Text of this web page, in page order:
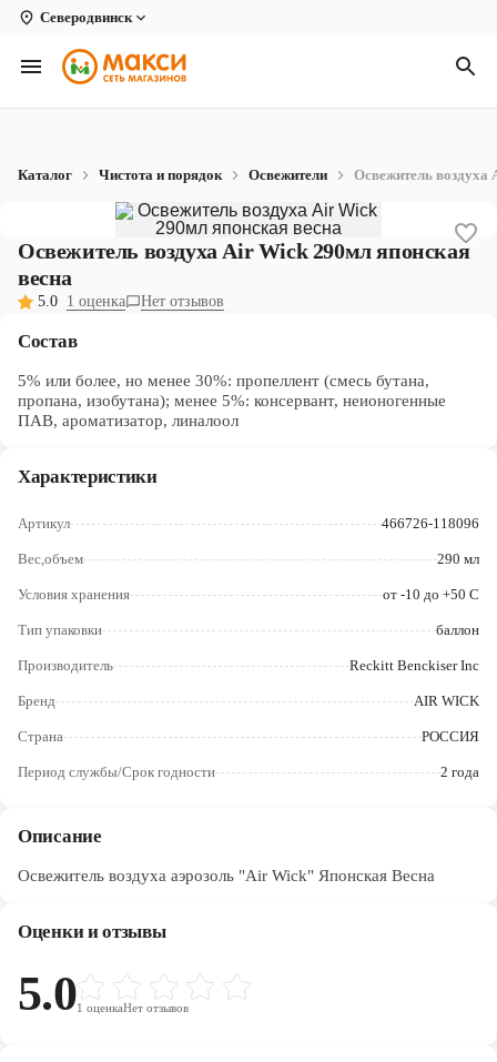
Северодвинск
Вологда
Архангельск
Коряжма
Новодвинск
Рыбинск
Ярославль
Каталог Чистота и порядок Освежители Освежитель воздуха
Освежитель воздуха Air Wick 290мл японская
весна
5.0 1 оценка Нет отзывов
Состав
5% или более, но менее 30%: пропеллент (смесь бутана,
пропана, изобутана); менее 5%: консервант, неионогенные
ПАВ, ароматизатор, линалоол
Характеристики
Артикул 466726-118096
Вес,объем 290 мл
Условия хранения от -10 до +50 С
Тип упаковки баллон
Производитель Reckitt Benckiser Inc
Бренд AIR WICK
Страна РОССИЯ
Период службы/Срок годности 2 года
Описание
Освежитель воздуха аэрозоль "Air Wick" Японская Весна
Оценки и отзывы
5.01 оценкаНет отзывов